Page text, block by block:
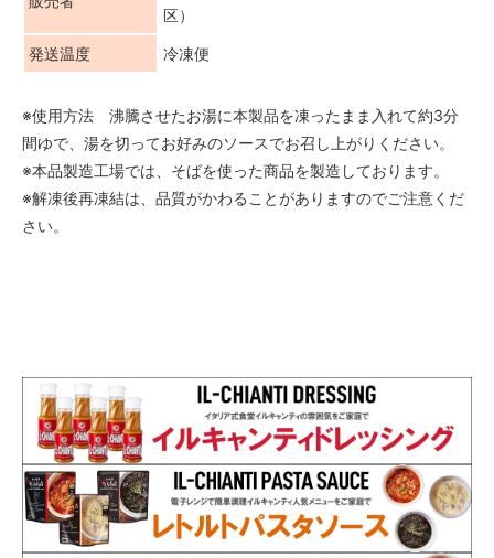
区）
発送温度 冷凍便
※使用方法 沸騰させたお湯に本製品を凍ったまま入れて約3分
間ゆで、湯を切ってお好みのソースでお召し上がりください。
※本品製造工場では、そばを使った商品を製造しております。
※解凍後再凍結は、品質がかわることがありますのでご注意くだ
さい。